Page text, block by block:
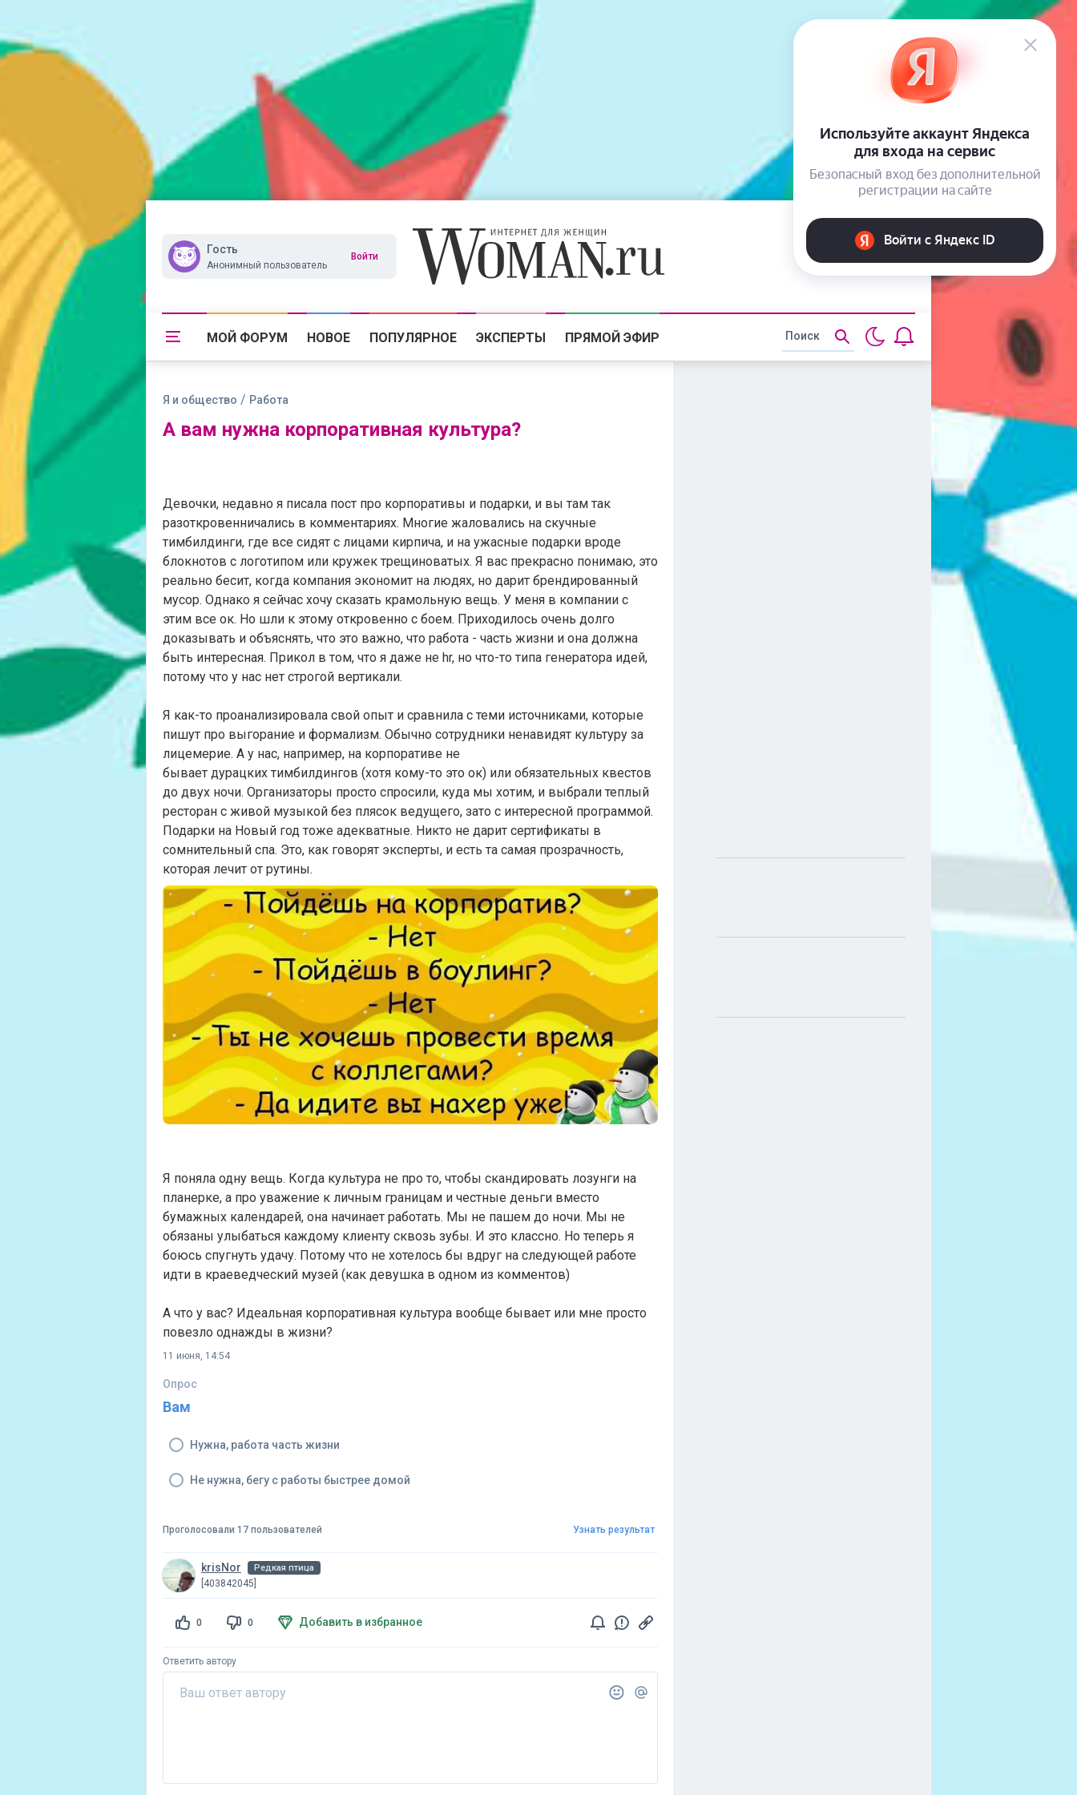
Гость
Анонимный пользователь
Войти
МОЙ ФОРУМ НОВОЕ ПОПУЛЯРНОЕ ЭКСПЕРТЫ ПРЯМОЙ ЭФИР
Я и общество / Работа
А вам нужна корпоративная культура?
Девочки, недавно я писала пост про корпоративы и подарки, и вы там так
разоткровенничались в комментариях. Многие жаловались на скучные
тимбилдинги, где все сидят с лицами кирпича, и на ужасные подарки вроде
блокнотов с логотипом или кружек трещиноватых. Я вас прекрасно понимаю, это
реально бесит, когда компания экономит на людях, но дарит брендированный
мусор. Однако я сейчас хочу сказать крамольную вещь. У меня в компании с
этим все ок. Но шли к этому откровенно с боем. Приходилось очень долго
доказывать и объяснять, что это важно, что работа - часть жизни и она должна
быть интересная. Прикол в том, что я даже не hr, но что-то типа генератора идей,
потому что у нас нет строгой вертикали.
Я как-то проанализировала свой опыт и сравнила с теми источниками, которые
пишут про выгорание и формализм. Обычно сотрудники ненавидят культуру за
лицемерие. А у нас, например, на корпоративе не
бывает дурацких тимбилдингов (хотя кому-то это ок) или обязательных квестов
до двух ночи. Организаторы просто спросили, куда мы хотим, и выбрали теплый
ресторан с живой музыкой без плясок ведущего, зато с интересной программой.
Подарки на Новый год тоже адекватные. Никто не дарит сертификаты в
сомнительный спа. Это, как говорят эксперты, и есть та самая прозрачность,
которая лечит от рутины.
Я поняла одну вещь. Когда культура не про то, чтобы скандировать лозунги на
планерке, а про уважение к личным границам и честные деньги вместо
бумажных календарей, она начинает работать. Мы не пашем до ночи. Мы не
обязаны улыбаться каждому клиенту сквозь зубы. И это классно. Но теперь я
боюсь спугнуть удачу. Потому что не хотелось бы вдруг на следующей работе
идти в краеведческий музей (как девушка в одном из комментов)
А что у вас? Идеальная корпоративная культура вообще бывает или мне просто
повезло однажды в жизни?
11 июня, 14:54
Опрос
Вам
Нужна, работа часть жизни
Не нужна, бегу с работы быстрее домой
Проголосовали 17 пользователей Узнать результат
krisNor Редкая птица
[403842045]
0 0 Добавить в избранное
Ответить автору